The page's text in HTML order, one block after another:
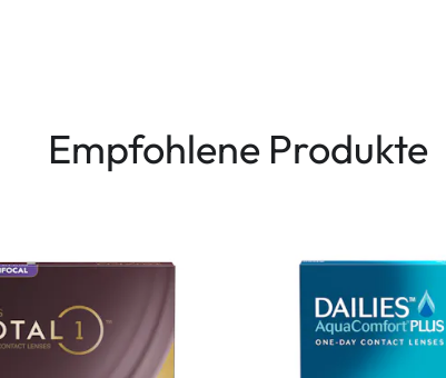
Empfohlene Produkte